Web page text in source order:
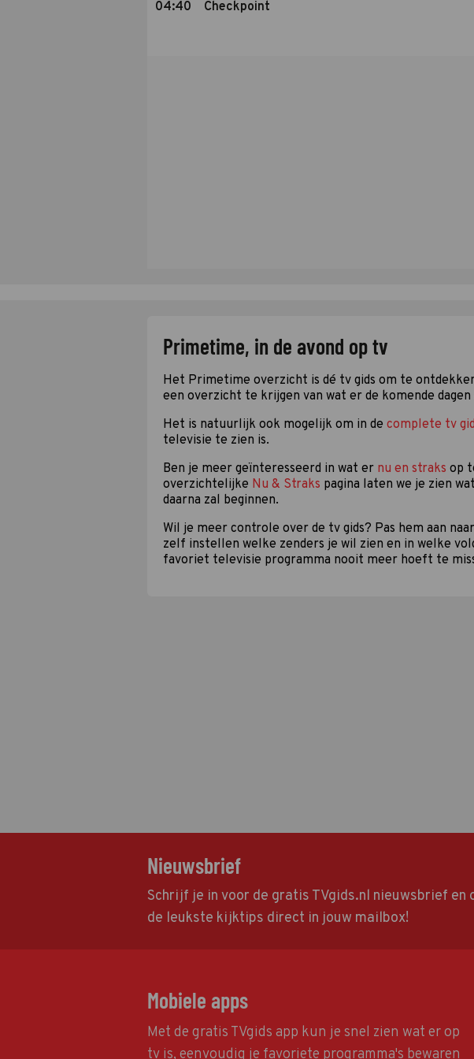
04:40 Checkpoint
Primetime, in de avond op tv
Het Primetime overzicht is dé tv gids om te
een overzicht te krijgen van wat er de komende dagen
Het is natuurlijk ook mogelijk om in de complete tv
televisie te zien is.
Ben je meer geïnteresseerd in wat er nu en straks op
overzichtelijke Nu & Straks pagina laten we je zien
daarna zal beginnen.
Wil je meer controle over de tv gids? Pas hem aan
zelf instellen welke zenders je wil zien en in welke
favoriet televisie programma nooit meer hoeft te
Nieuwsbrief
Schrijf je in voor de gratis TVgids.nl nieuwsbrief en
de leukste kijktips direct in jouw mailbox!
Mobiele apps
Met de gratis TVgids app kun je snel zien wat er op
tv is, eenvoudig je favoriete programma's bewaren